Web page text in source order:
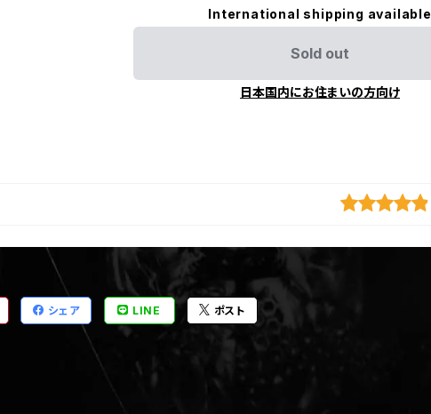
International shipping available
Sold out
日本国内にお住まいの方向け
シェア LINE ポスト